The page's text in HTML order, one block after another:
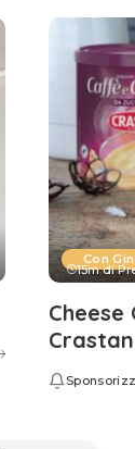
Con
15m di
Crastan